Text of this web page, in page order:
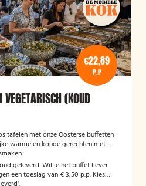
€22,89
P.P
VEGETARISCH (KOUD
tafelen met onze Oosterse buffetten
warme en koude gerechten met
geleverd. Wil je het buffet liever
een toeslag van € 3,50 p.p. Kies